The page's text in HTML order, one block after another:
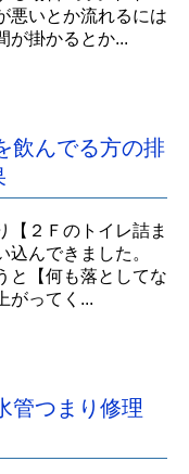
悪いとか流れるには
が掛かるとか...
飲んでる方の排
【２Ｆのトイレ詰ま
込んできました。
と【何も落としてな
がってく...
管つまり修理